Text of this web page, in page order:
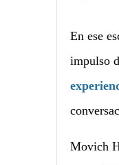
En ese
impulso
Movich